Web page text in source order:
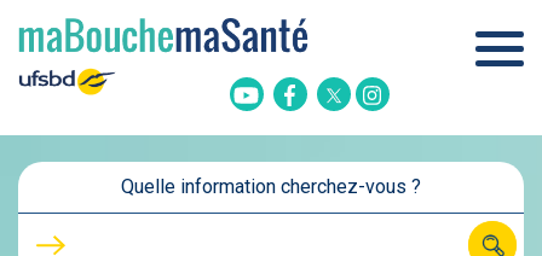
YoutubeFacebook
TwitterInstagram
Quelle information cherchez-vous ?